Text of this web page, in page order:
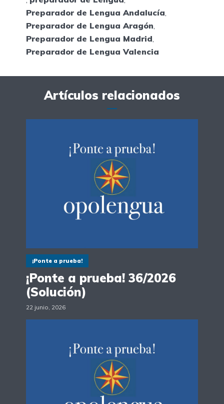
Preparador de Lengua Andalucía,
Preparador de Lengua Aragón,
Preparador de Lengua Madrid,
Preparador de Lengua Valencia
Artículos relacionados
¡Ponte a prueba!
¡Ponte a prueba! 36/2026
(Solución)
22 junio, 2026